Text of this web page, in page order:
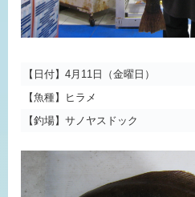
【日付】4月11日（金曜日）
【魚種】ヒラメ
【釣場】サノヤスドック